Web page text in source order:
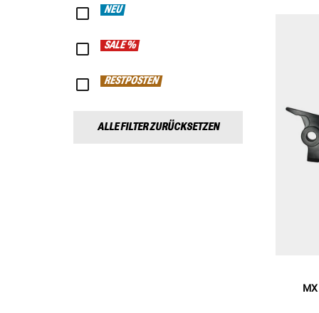
NEU
SALE %
RESTPOSTEN
ALLE FILTER ZURÜCKSETZEN